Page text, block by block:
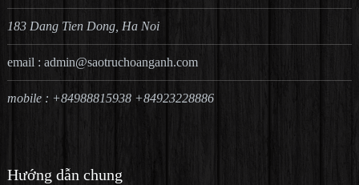
183 Dang Tien Dong, Ha Noi
email : admin@saotruchoanganh.com
mobile : +84988815938 +84923228886
Hướng dẫn chung